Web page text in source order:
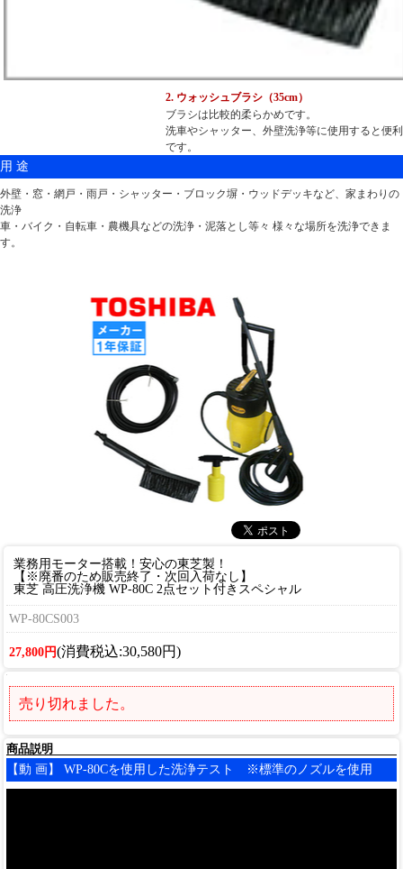
2. ウォッシュブラシ（35cm）
ブラシは比較的柔らかめです。
洗車やシャッター、外壁洗浄等に使用すると便利
です。
用 途
外壁・窓・網戸・雨戸・シャッター・ブロック塀・ウッドデッキなど、家まわりの
洗浄
車・バイク・自転車・農機具などの洗浄・泥落とし等々 様々な場所を洗浄できま
す。
業務用モーター搭載！安心の東芝製！
【※廃番のため販売終了・次回入荷なし】
東芝 高圧洗浄機 WP-80C 2点セット付きスペシャル
WP-80CS003
27,800円(消費税込:30,580円)
売り切れました。
商品説明
【動 画】 WP-80Cを使用した洗浄テスト ※標準のノズルを使用